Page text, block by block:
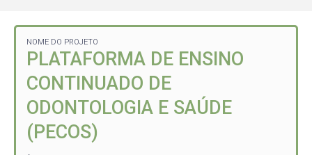
NOME DO PROJETO
PLATAFORMA DE ENSINO
CONTINUADO DE
ODONTOLOGIA E SAÚDE
(PECOS)